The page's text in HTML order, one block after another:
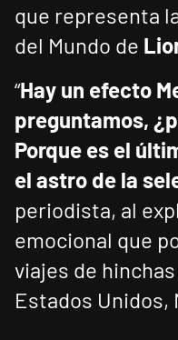
que representa
del Mundo de
“Hay un efecto
preguntamos,
Porque es el
el astro de la
periodista, al
emocional que
viajes de
Estados Unidos,